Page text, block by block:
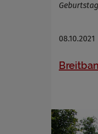
Geburtstag
08.10.2021